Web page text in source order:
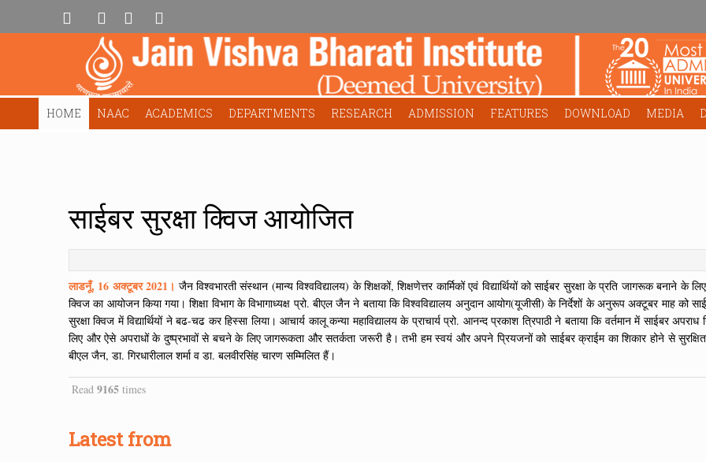
HOME NAAC ACADEMICS DEPARTMENTS RESEARCH ADMISSION FEATURES DOWNLOAD MEDIA
साईबर सुरक्षा क्विज आयोजित
लाडनूँ, 16 अक्टूबर 2021। जैन विश्वभारती संस्थान (मान्य विश्वविद्यालय) के शिक्षकों, शिक्षणेत्तर कार्मिकों एवं विद्यार्थियों को साईबर सुरक्षा के प्रति जागरूक बनाने
क्विज का आयोजन किया गया। शिक्षा विभाग के विभागाध्यक्ष प्रो. बीएल जैन ने बताया कि विश्वविद्यालय अनुदान आयोग(यूजीसी) के निर्देशों के अनुरूप अक्टूबर माह को
सुरक्षा क्विज में विद्यार्थियों ने बढ-चढ कर हिस्सा लिया। आचार्य कालू कन्या महाविद्यालय के प्राचार्य प्रो. आनन्द प्रकाश त्रिपाठी ने बताया कि वर्तमान में साईबर
लिए और ऐसे अपराधों के दुष्प्रभावों से बचने के लिए जागरूकता और सतर्कता जरूरी है। तभी हम स्वयं और अपने प्रियजनों को साईबर क्राईम का शिकार होने से सुरक्षित
बीएल जैन, डा. गिरधारीलाल शर्मा व डा. बलवीरसिंह चारण सम्मिलित हैं।
Read 9165 times
Latest from